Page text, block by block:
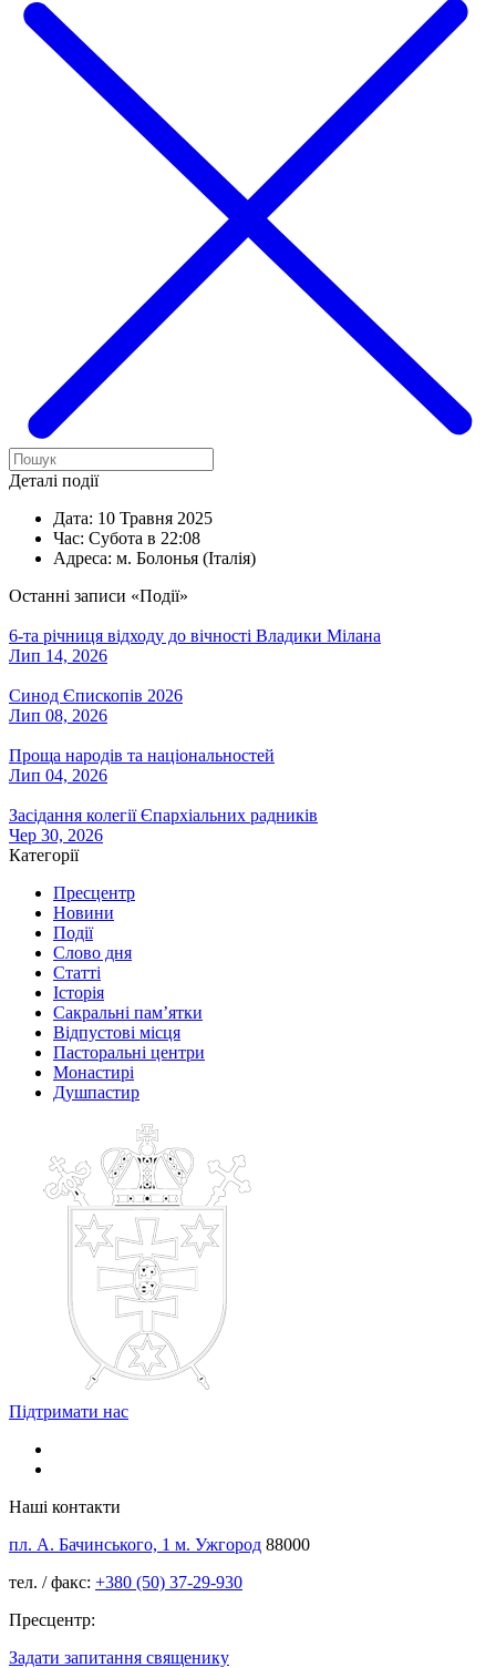
Деталі події
Дата: 10 Травня 2025
Час: Субота в 22:08
Адреса: м. Болонья (Італія)
Останні записи «Події»
6-та річниця відходу до вічності Владики Мілана
Лип 14, 2026
Синод Єпископів 2026
Лип 08, 2026
Проща народів та національностей
Лип 04, 2026
Засідання колегії Єпархіальних радників
Чер 30, 2026
Категорії
Пресцентр
Новини
Події
Слово дня
Статті
Історія
Сакральні пам’ятки
Відпустові місця
Пасторальні центри
Монастирі
Душпастир
Підтримати нас
Наші контакти
пл. А. Бачинського, 1 м. Ужгород 88000
тел. / факс: +380 (50) 37-29-930
Пресцентр:
Задати запитання священику